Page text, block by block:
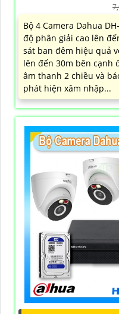
Bộ 4 Camera Dahua
độ phân giải cao lên
sát ban đêm hiệu quả
lên đến 30m bên cạnh
âm thanh 2 chiều và
phát hiện xâm nhập...